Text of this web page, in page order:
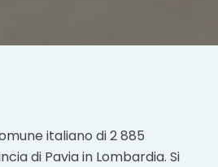
italiano di 2 885
di Pavia in Lombardia. Si